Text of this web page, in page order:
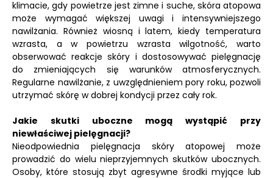
klimacie, gdy powietrze jest zimne i suche, skóra atopowa
może wymagać większej uwagi i intensywniejszego
nawilżania. Również wiosną i latem, kiedy temperatura
wzrasta, a w powietrzu wzrasta wilgotność, warto
obserwować reakcje skóry i dostosowywać pielęgnację
do zmieniających się warunków atmosferycznych.
Regularne nawilżanie, z uwzględnieniem pory roku, pozwoli
utrzymać skórę w dobrej kondycji przez cały rok.
Jakie skutki uboczne mogą wystąpić przy
niewłaściwej pielęgnacji?
Nieodpowiednia pielęgnacja skóry atopowej może
prowadzić do wielu nieprzyjemnych skutków ubocznych.
Osoby, które stosują zbyt agresywne środki myjące lub